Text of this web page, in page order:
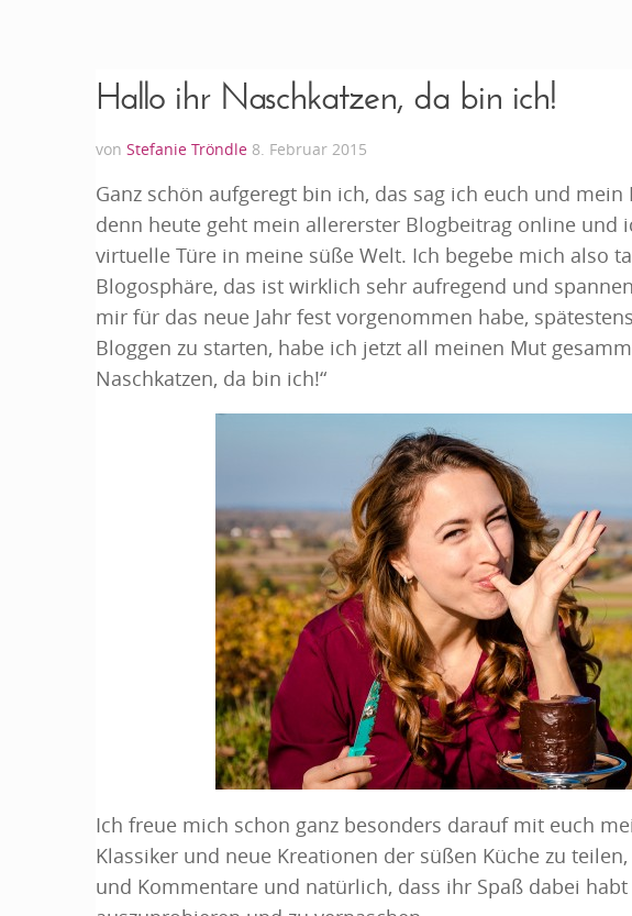
Hallo ihr Naschkatzen, da bin ich!
von Stefanie Tröndle 8. Februar 2015
Ganz schön aufgeregt bin ich, das sag ich euch und mein
denn heute geht mein allererster Blogbeitrag online und
virtuelle Türe in meine süße Welt. Ich begebe mich also
Blogosphäre, das ist wirklich sehr aufregend und
mir für das neue Jahr fest vorgenommen habe,
Bloggen zu starten, habe ich jetzt all meinen Mut
Naschkatzen, da bin ich!“
Ich freue mich schon ganz besonders darauf mit euch
Klassiker und neue Kreationen der süßen Küche zu
und Kommentare und natürlich, dass ihr Spaß dabei